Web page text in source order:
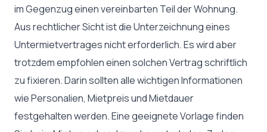
im Gegenzug einen vereinbarten Teil der Wohnung.
Aus rechtlicher Sicht ist die Unterzeichnung eines
Untermietvertrages nicht erforderlich. Es wird aber
trotzdem empfohlen einen solchen Vertrag schriftlich
zu fixieren. Darin sollten alle wichtigen Informationen
wie Personalien, Mietpreis und Mietdauer
festgehalten werden. Eine geeignete Vorlage finden